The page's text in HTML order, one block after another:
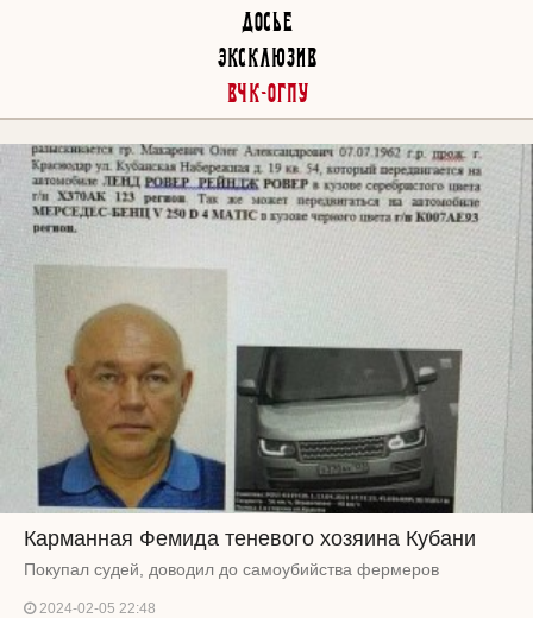
Досье
Эксклюзив
ВЧК-ОГПУ
Карманная Фемида теневого хозяина Кубани
Покупал судей, доводил до самоубийства фермеров
2024-02-05 22:48